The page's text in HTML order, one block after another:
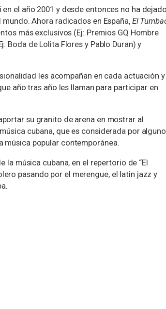
el año 2001 y desde entonces no ha
Ahora radicados en España, El
más exclusivos (Ej: Premios GQ Hombre
Boda de Lolita Flores y Pablo Duran) y
les acompañan en cada actuación y
año tras año les llaman para participar en
su granito de arena en mostrar al
música cubana, que es considerada por
música popular contemporánea.
música cubana, en el repertorio de “El
pasando por el merengue, el latin jazz y